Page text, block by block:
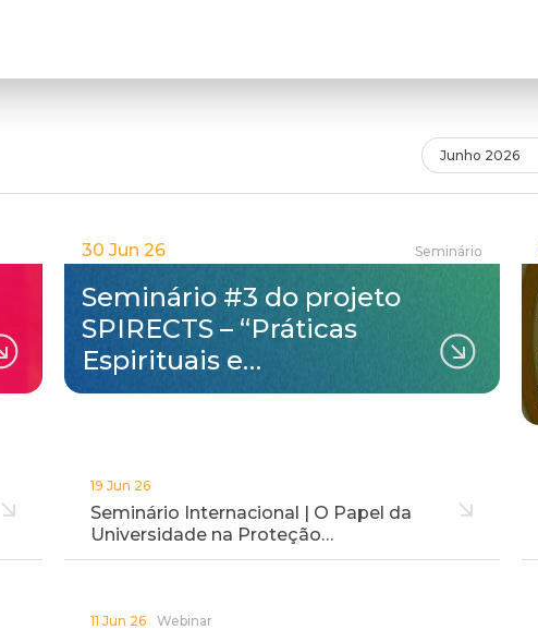
Junho 2026
30 Jun 26 Seminário
Seminário #3 do projeto
SPIRECTS – “Práticas
Espirituais e…
19 Jun 26
Seminário Internacional | O Papel da
Universidade na Proteção…
11 Jun 26 Webinar